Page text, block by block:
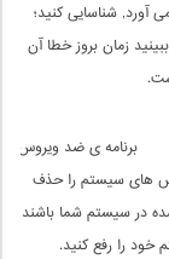
آورد, شناسایی کنید؛
زمان بروز خطا آن
برنامه ی ضد ویروس
های سیستم را حذف
در سیستم شما باشند
را رفع کنید.